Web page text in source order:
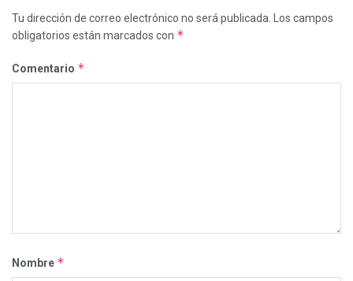
Tu dirección de correo electrónico no será publicada. Los campos
obligatorios están marcados con *
Comentario *
Nombre *